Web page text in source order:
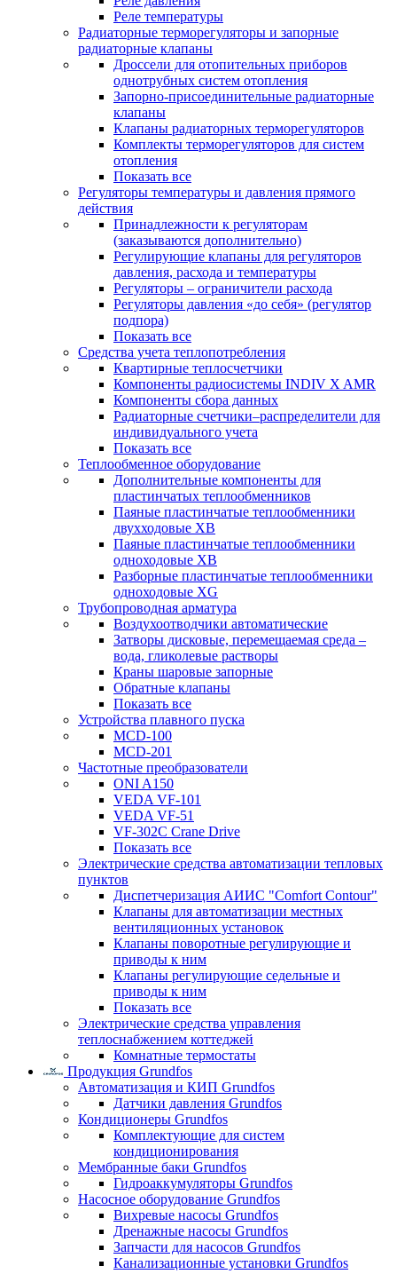
Реле температуры
Радиаторные терморегуляторы и запорные
радиаторные клапаны
Дроссели для отопительных приборов
однотрубных систем отопления
Запорно-присоединительные радиаторные
клапаны
Клапаны радиаторных терморегуляторов
Комплекты терморегуляторов для систем
отопления
Показать все
Регуляторы температуры и давления прямого
действия
Принадлежности к регуляторам
(заказываются дополнительно)
Регулирующие клапаны для регуляторов
давления, расхода и температуры
Регуляторы – ограничители расхода
Регуляторы давления «до себя» (регулятор
подпора)
Показать все
Средства учета теплопотребления
Квартирные теплосчетчики
Компоненты радиосистемы INDIV X AMR
Компоненты сбора данных
Радиаторные счетчики–распределители для
индивидуального учета
Показать все
Теплообменное оборудование
Дополнительные компоненты для
пластинчатых теплообменников
Паяные пластинчатые теплообменники
двухходовые XB
Паяные пластинчатые теплообменники
одноходовые ХВ
Разборные пластинчатые теплообменники
одноходовые ХG
Трубопроводная арматура
Воздухоотводчики автоматические
Затворы дисковые, перемещаемая среда –
вода, гликолевые растворы
Краны шаровые запорные
Обратные клапаны
Показать все
Устройства плавного пуска
MCD-100
MCD-201
Частотные преобразователи
ONI A150
VEDA VF-101
VEDA VF-51
VF-302C Crane Drive
Показать все
Электрические средства автоматизации тепловых
пунктов
Диспетчеризация АИИС "Comfort Contour"
Клапаны для автоматизации местных
вентиляционных установок
Клапаны поворотные регулирующие и
приводы к ним
Клапаны регулирующие седельные и
приводы к ним
Показать все
Электрические средства управления
теплоснабжением коттеджей
Комнатные термостаты
Продукция Grundfos
Автоматизация и КИП Grundfos
Датчики давления Grundfos
Кондиционеры Grundfos
Комплектующие для систем
кондиционирования
Мембранные баки Grundfos
Гидроаккумуляторы Grundfos
Насосное оборудование Grundfos
Вихревые насосы Grundfos
Дренажные насосы Grundfos
Запчасти для насосов Grundfos
Канализационные установки Grundfos